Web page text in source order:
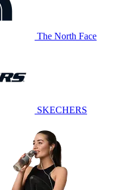
The North Face
SKECHERS